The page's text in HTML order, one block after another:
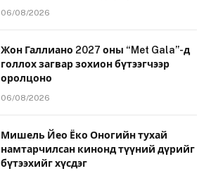
06/08/2026
Жон Галлиано 2027 оны “Met Gala”-д
голлох загвар зохион бүтээгчээр
оролцоно
06/08/2026
Мишель Йео Ёко Оногийн тухай
намтарчилсан кинонд түүний дүрийг
бүтээхийг хүсдэг